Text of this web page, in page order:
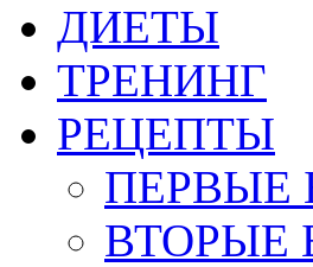
ДИЕТЫ
ТРЕНИНГ
РЕЦЕПТЫ
ПЕРВЫЕ
ВТОРЫЕ